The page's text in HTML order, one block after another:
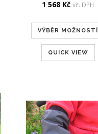
1 568 Kč vč. DPH
VÝBĚR MOŽNOSTÍ
QUICK VIEW